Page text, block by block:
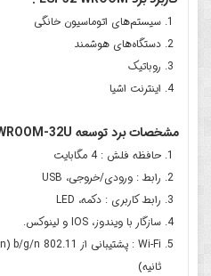
سیستم‌های اتوماسیون خانگی
دستگاه‌های هوشمند
روباتیک
اینترنت اشیا
مشخصات برد توسعه ESP32 WROOM-32U :
حافظه فلش : 4 مگابایت
رابط : ورودی/خروجی، USB
رابط کاربری : دکمه، LED
سازگار با ویندوز، IOS و لینوکس.
ثانیه)